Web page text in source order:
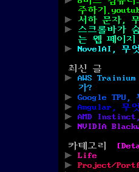
주하기
서하 문자,
스크롤바가
는 웹 페이지
NovelAI, 무
최신 글
AWS
가?
Google TPU,
Angular, 무
AMD
NVIDIA
카테고리
Life
Project/